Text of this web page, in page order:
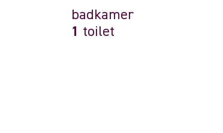
badkamer
1
toilet